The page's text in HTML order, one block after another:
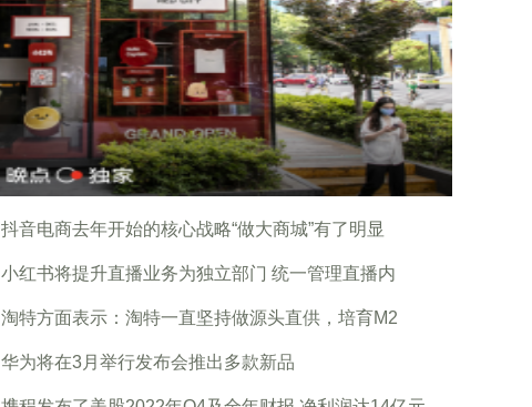
抖音电商去年开始的核心战略“做大商城”有了明显
小红书将提升直播业务为独立部门 统一管理直播内
淘特方面表示：淘特一直坚持做源头直供，培育M2
华为将在3月举行发布会推出多款新品